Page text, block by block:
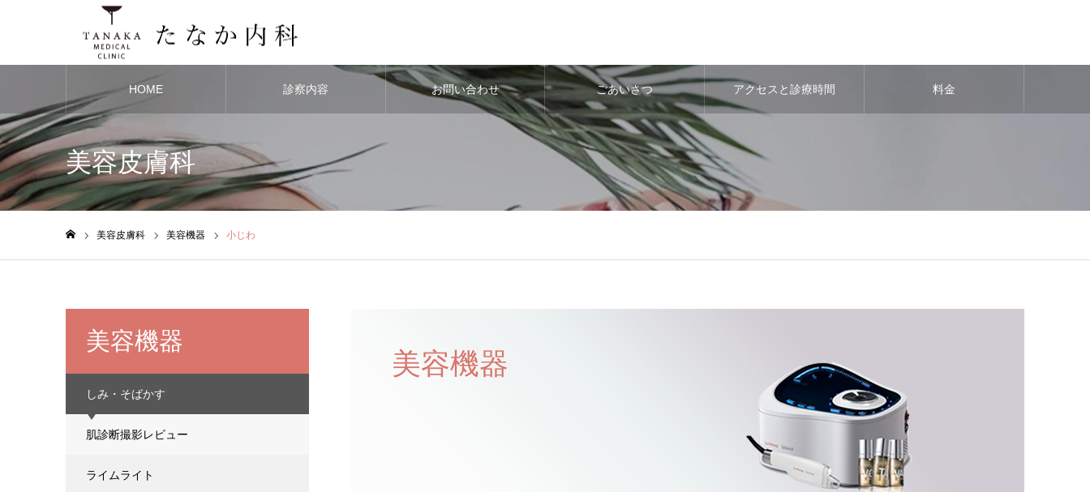
HOME 診察内容 お問い合わせ ごあいさつ アクセスと診療時間 料金
美容皮膚科
美容皮膚科 美容機器 小じわ
美容機器
美容機器
しみ・そばかす
肌診断撮影レビュー
ライムライト